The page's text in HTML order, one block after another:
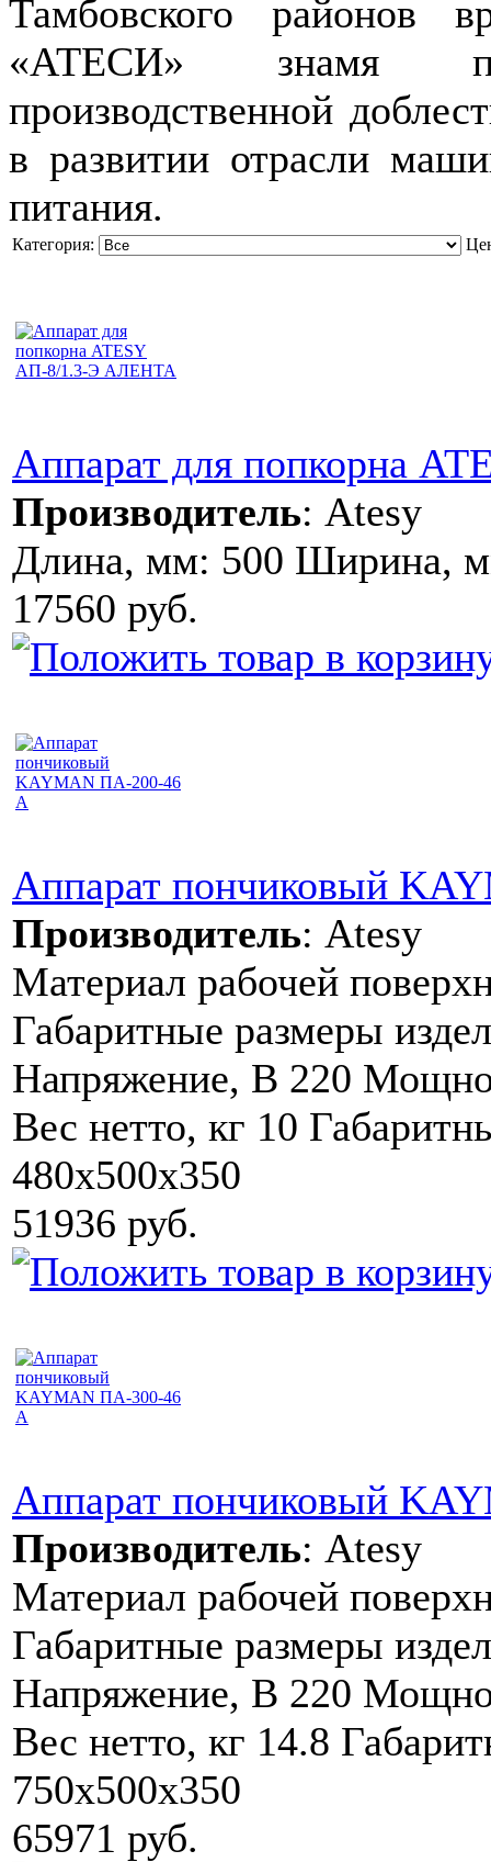
Тамбовского районов
«АТЕСИ» знамя
производственной
в развитии отрасли
питания.
Категория:
Аппарат для попкорна
Производитель: Atesy
Длина, мм: 500 Ширина,
17560 руб.
Аппарат пончиковый
Производитель: Atesy
Материал рабочей
Габаритные размеры
Напряжение, В 220
Вес нетто, кг 10
480х500х350
51936 руб.
Аппарат пончиковый
Производитель: Atesy
Материал рабочей
Габаритные размеры
Напряжение, В 220
Вес нетто, кг 14.8
750х500х350
65971 руб.